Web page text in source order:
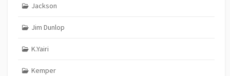
Jackson
Jim Dunlop
K.Yairi
Kemper